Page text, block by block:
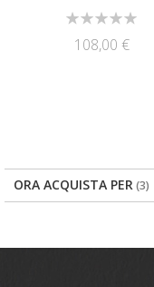
Rating:
108,00 €
ORA ACQUISTA PER